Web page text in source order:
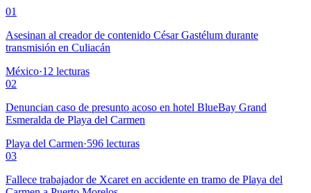
01
Asesinan al creador de contenido César Gastélum durante
transmisión en Culiacán
México·12 lecturas
02
Denuncian caso de presunto acoso en hotel BlueBay Grand
Esmeralda de Playa del Carmen
Playa del Carmen·596 lecturas
03
Fallece trabajador de Xcaret en accidente en tramo de Playa del